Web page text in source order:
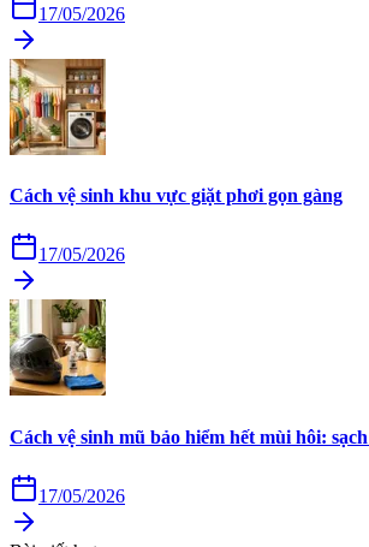
17/05/2026
Cách vệ sinh khu vực giặt phơi gọn gàng
17/05/2026
Cách vệ sinh mũ bảo hiểm hết mùi hôi:
17/05/2026